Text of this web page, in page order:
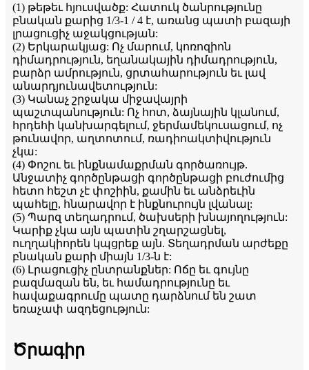
(1) թեթեւ հյուսվածք: Հատուկ ծանրությունը
բնական քարից 1/3-1 / 4 է, առանց պատի բազայի
լրացուցիչ աջակցության:
(2) Երկարակյաց: Ոչ մարում, կոռոզիոն
դիմադրություն, եղանակային դիմադրություն,
բարձր ամրություն, ցրտահարություն եւ լավ
անարդյունավետություն:
(3) Կանաչ շրջակա միջավայրի
պաշտպանություն: Ոչ հոտ, ձայնային կլանում,
հրդեհի կանխարգելում, ջերմամեկուսացում, ոչ
թունավոր, աղտոտում, ռադիոակտիվություն
չկա:
(4) Փոշու եւ ինքնամաքրման գործառույթ.
Անջատիչ գործընթացի գործընթացի բուժումից
հետո հեշտ չէ փոշիին, քամին եւ անձրեւին
պահելը, հնարավոր է ինքնուրույն լվանալ:
(5) Պարզ տեղադրում, ծախսերի խնայողություն:
Կարիք չկա այն պատին շղարշացնել,
ուղղակիորեն կպցրեք այն. Տեղադրման արժեքը
բնական քարի միայն 1/3-ն է:
(6) Լրացուցիչ ընտրանքներ: Ոճը եւ գույնը
բազմազան են, եւ համադրությունը եւ
հավաքագրումը պատը դարձնում են շատ
եռաչափ ազդեցություն:
Ծրագիր